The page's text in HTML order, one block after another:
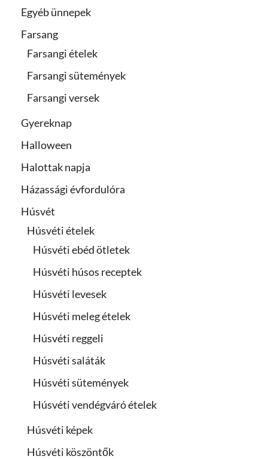
Egyéb ünnepek
Farsang
Farsangi ételek
Farsangi sütemények
Farsangi versek
Gyereknap
Halloween
Halottak napja
Házassági évfordulóra
Húsvét
Húsvéti ételek
Húsvéti ebéd ötletek
Húsvéti húsos receptek
Húsvéti levesek
Húsvéti meleg ételek
Húsvéti reggeli
Húsvéti saláták
Húsvéti sütemények
Húsvéti vendégváró ételek
Húsvéti képek
Húsvéti köszöntők